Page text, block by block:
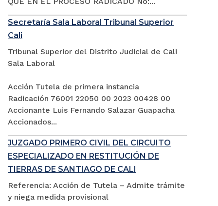
Secretaría Sala Laboral Tribunal Superior
Cali
Tribunal Superior del Distrito Judicial de Cali
Sala Laboral
Acción Tutela de primera instancia
Radicación 76001 22050 00 2023 00428 00
Accionante Luis Fernando Salazar Guapacha
Accionados...
JUZGADO PRIMERO CIVIL DEL CIRCUITO
ESPECIALIZADO EN RESTITUCIÓN DE
TIERRAS DE SANTIAGO DE CALI
Referencia: Acción de Tutela – Admite trámite
y niega medida provisional